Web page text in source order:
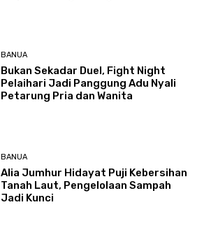
BANUA
Bukan Sekadar Duel, Fight Night
Pelaihari Jadi Panggung Adu Nyali
Petarung Pria dan Wanita
BANUA
Alia Jumhur Hidayat Puji Kebersihan
Tanah Laut, Pengelolaan Sampah
Jadi Kunci